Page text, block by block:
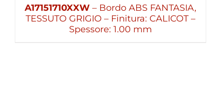
A17151710XXW – Bordo ABS FANTASIA,
TESSUTO GRIGIO – Finitura: CALICOT –
Spessore: 1.00 mm